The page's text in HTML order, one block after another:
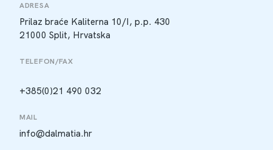
ADRESA
Prilaz braće Kaliterna 10/I, p.p. 430
21000 Split, Hrvatska
TELEFON/FAX
+385(0)21 490 032
MAIL
info@dalmatia.hr